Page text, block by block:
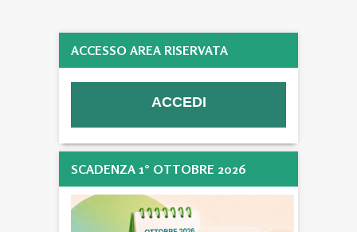
ACCESSO AREA RISERVATA
SCADENZA 1° OTTOBRE 2026